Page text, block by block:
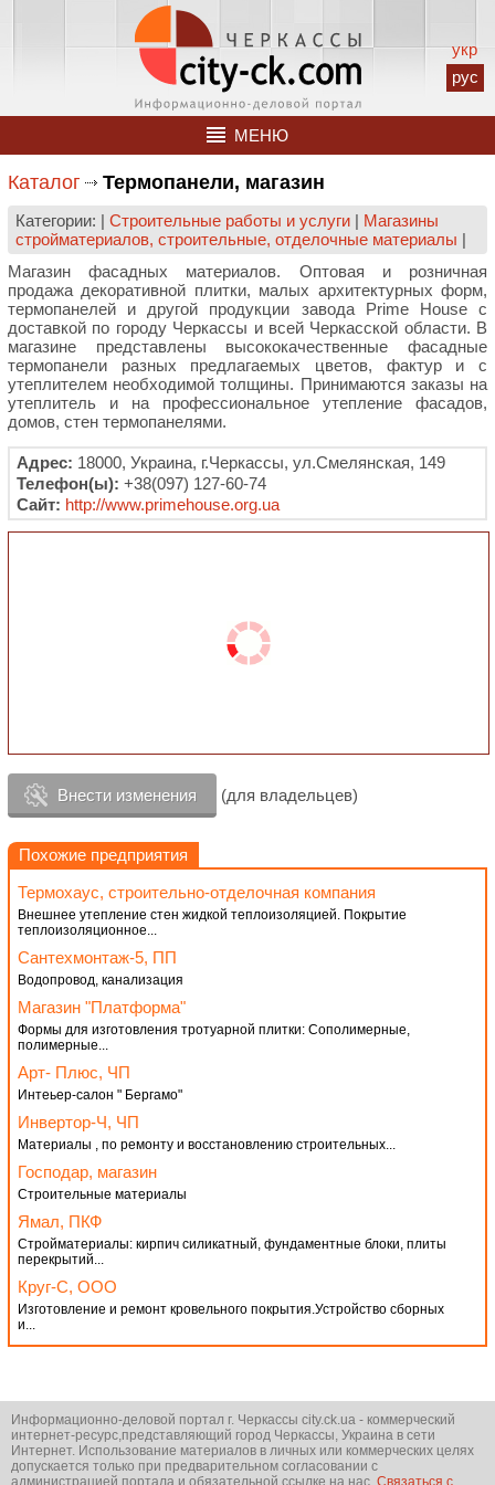
укр
рус
МЕНЮ
Каталог Термопанели, магазин
Категории: | Строительные работы и услуги | Магазины
стройматериалов, строительные, отделочные материалы |
Магазин фасадных материалов. Оптовая и розничная
продажа декоративной плитки, малых архитектурных форм,
термопанелей и другой продукции завода Prime House с
доставкой по городу Черкассы и всей Черкасской области. В
магазине представлены высококачественные фасадные
термопанели разных предлагаемых цветов, фактур и с
утеплителем необходимой толщины. Принимаются заказы на
утеплитель и на профессиональное утепление фасадов,
домов, стен термопанелями.
Адрес: 18000, Украина, г.Черкассы, ул.Смелянская, 149
Телефон(ы): +38(097) 127-60-74
Сайт: http://www.primehouse.org.ua
Внести изменения (для владельцев)
Похожие предприятия
Термохаус, строительно-отделочная компания
Внешнее утепление стен жидкой теплоизоляцией. Покрытие
теплоизоляционное...
Сантехмонтаж-5, ПП
Водопровод, канализация
Магазин "Платформа"
Формы для изготовления тротуарной плитки: Сополимерные,
полимерные...
Арт- Плюс, ЧП
Интеьер-салон " Бергамо"
Инвертор-Ч, ЧП
Материалы , по ремонту и восстановлению строительных...
Господар, магазин
Cтроительные материалы
Ямал, ПКФ
Стройматериалы: кирпич силикатный, фундаментные блоки, плиты
перекрытий...
Круг-С, ООО
Изготовление и ремонт кровельного покрытия.Устройство сборных
и...
Информационно-деловой портал г. Черкассы city.ck.ua - коммерческий
интернет-ресурс,представляющий город Черкассы, Украина в сети
Интернет. Использование материалов в личных или коммерческих целях
допускается только при предварительном согласовании с
администрацией портала и обязательной ссылке на нас. Связаться с